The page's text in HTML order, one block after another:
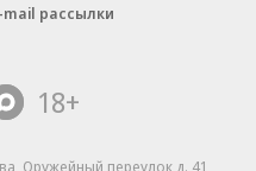
mail рассылки
18+
Оружейный переулок д. 41,